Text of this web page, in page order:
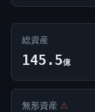
総資産
145.5億
無形資産 ⚠